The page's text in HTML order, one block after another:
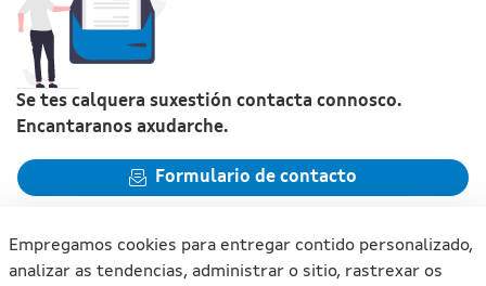
Se tes calquera suxestión contacta connosco.
Encantaranos axudarche.
Formulario de contacto
Empregamos cookies para entregar contido personalizado,
analizar as tendencias, administrar o sitio, rastrexar os